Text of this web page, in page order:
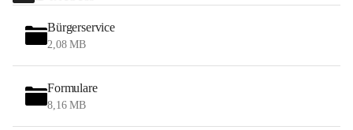
Bürgerservice
2,08 MB
Formulare
8,16 MB